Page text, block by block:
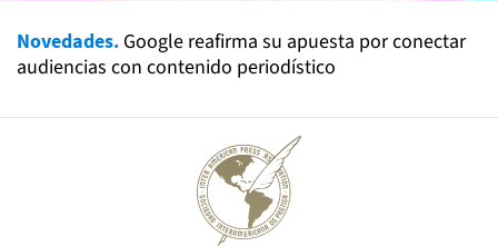
Novedades. Google reafirma su apuesta por conectar
audiencias con contenido periodístico